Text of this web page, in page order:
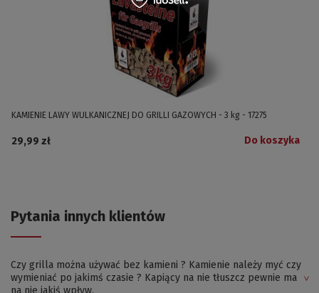
KAMIENIE LAWY WULKANICZNEJ DO GRILLI GAZOWYCH - 3 kg - 17275
29,99 zł Do koszyka
Pytania innych klientów
Czy grilla można używać bez kamieni ? Kamienie należy myć czy
wymieniać po jakimś czasie ? Kapiący na nie tłuszcz pewnie ma
na nie jakiś wpływ.